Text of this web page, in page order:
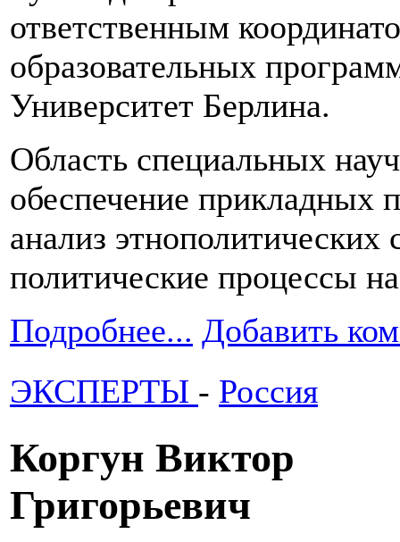
ответственным
образовательных
Университет Берлина.
Область специальных
обеспечение прикладных
анализ
политические процессы
Подробнее... Добавить
ЭКСПЕРТЫ - Россия
Коргун Виктор
Григорьевич